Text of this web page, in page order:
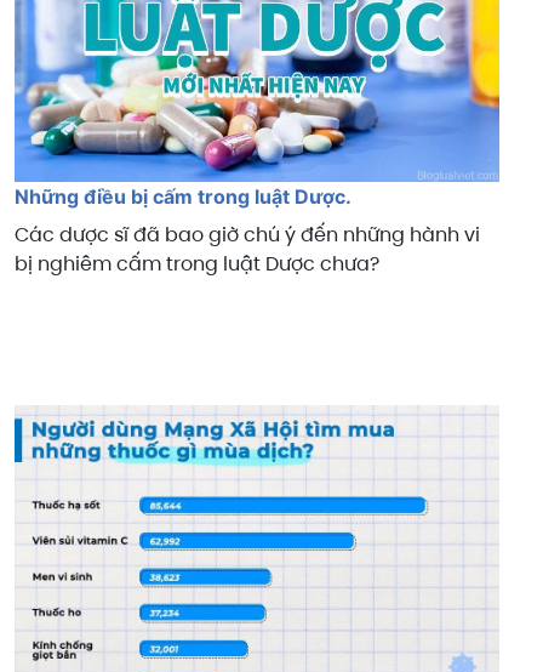
Những điều bị cấm trong luật Dược.
Các dược sĩ đã bao giờ chú ý đến những hành vi
bị nghiêm cấm trong luật Dược chưa?